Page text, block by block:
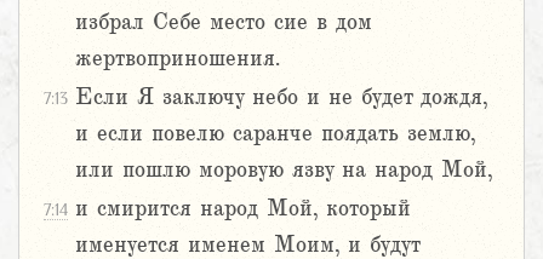
избрал Себе место сие в дом
жертвоприношения.
7:13 Если Я заключу небо и не будет дождя,
и если повелю саранче поядать землю,
или пошлю моровую язву на народ Мой,
7:14 и смирится народ Мой, который
именуется именем Моим, и будут